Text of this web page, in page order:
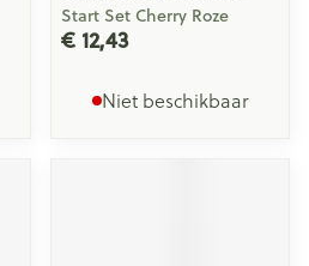
Start Set Cherry Roze
€ 12,43
Niet beschikbaar